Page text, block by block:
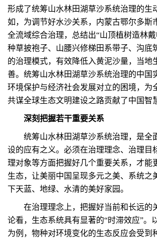
形成了统筹山水林田湖草沙系统治理的生
如，为调节好水沙关系，内蒙古鄂尔多斯
全流域综合治理，总结出“山顶植树造林
种草披袍子、山腰兴修梯田系带子、沟底
的治理模式，有效降低入黄泥沙量，当地
善。统筹山水林田湖草沙系统治理的中国
环境保护与经济社会发展对立的困境，为
共谋全球生态文明建设之路贡献了中国智
深刻把握若干重要关系
统筹山水林田湖草沙系统治理，是全
设的应有之义。必须在治理理念、治理目
理对象等方面把握好几个重要关系，才能
生态，让美丽中国呈现多元之美、系统之
下天蓝、地绿、水清的美好家园。
在治理理念上，把握好当前和长远的
论看，生态系统具有显著的“时滞效应”。
为例，物种对环境变化的生态反应会受到